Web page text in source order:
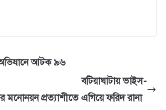
আটক ৯৬
বটিয়াঘাটায় ভাইস-
মনোনয়ন প্রত্যাশীতে এগিয়ে ফরিদ রানা